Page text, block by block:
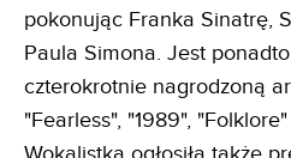
pokonując Franka Sinatrę,
Paula Simona. Jest
czterokrotnie nagrodzoną
"Fearless", "1989",